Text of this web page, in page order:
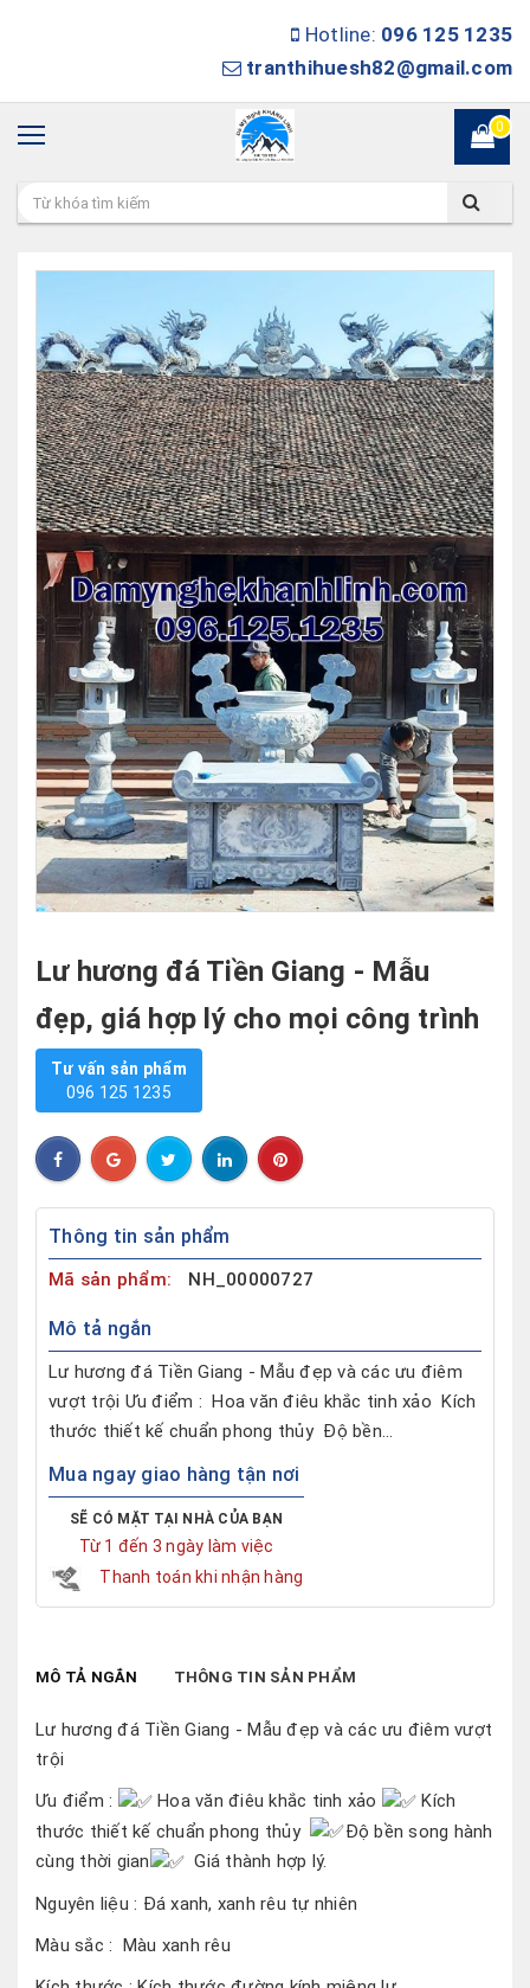
Hotline: 096 125 1235
tranthihuesh82@gmail.com
0
Lư hương đá Tiền Giang - Mẫu
đẹp, giá hợp lý cho mọi công trình
Tư vấn sản phẩm
096 125 1235
Thông tin sản phẩm
Mã sản phẩm: NH_00000727
Mô tả ngắn
Lư hương đá Tiền Giang - Mẫu đẹp và các ưu điêm
vượt trội Ưu điểm : Hoa văn điêu khắc tinh xảo Kích
thước thiết kế chuẩn phong thủy Độ bền...
Mua ngay giao hàng tận nơi
SẼ CÓ MẶT TẠI NHÀ CỦA BẠN
Từ 1 đến 3 ngày làm việc
Thanh toán khi nhận hàng
MÔ TẢ NGẮN THÔNG TIN SẢN PHẨM
Lư hương đá Tiền Giang - Mẫu đẹp và các ưu điêm vượt
trội
Ưu điểm :
Hoa văn điêu khắc tinh xảo
Kích
thước thiết kế chuẩn phong thủy
Độ bền song hành
cùng thời gian
Giá thành hợp lý.
Nguyên liệu : Đá xanh, xanh rêu tự nhiên
Màu sắc : Màu xanh rêu